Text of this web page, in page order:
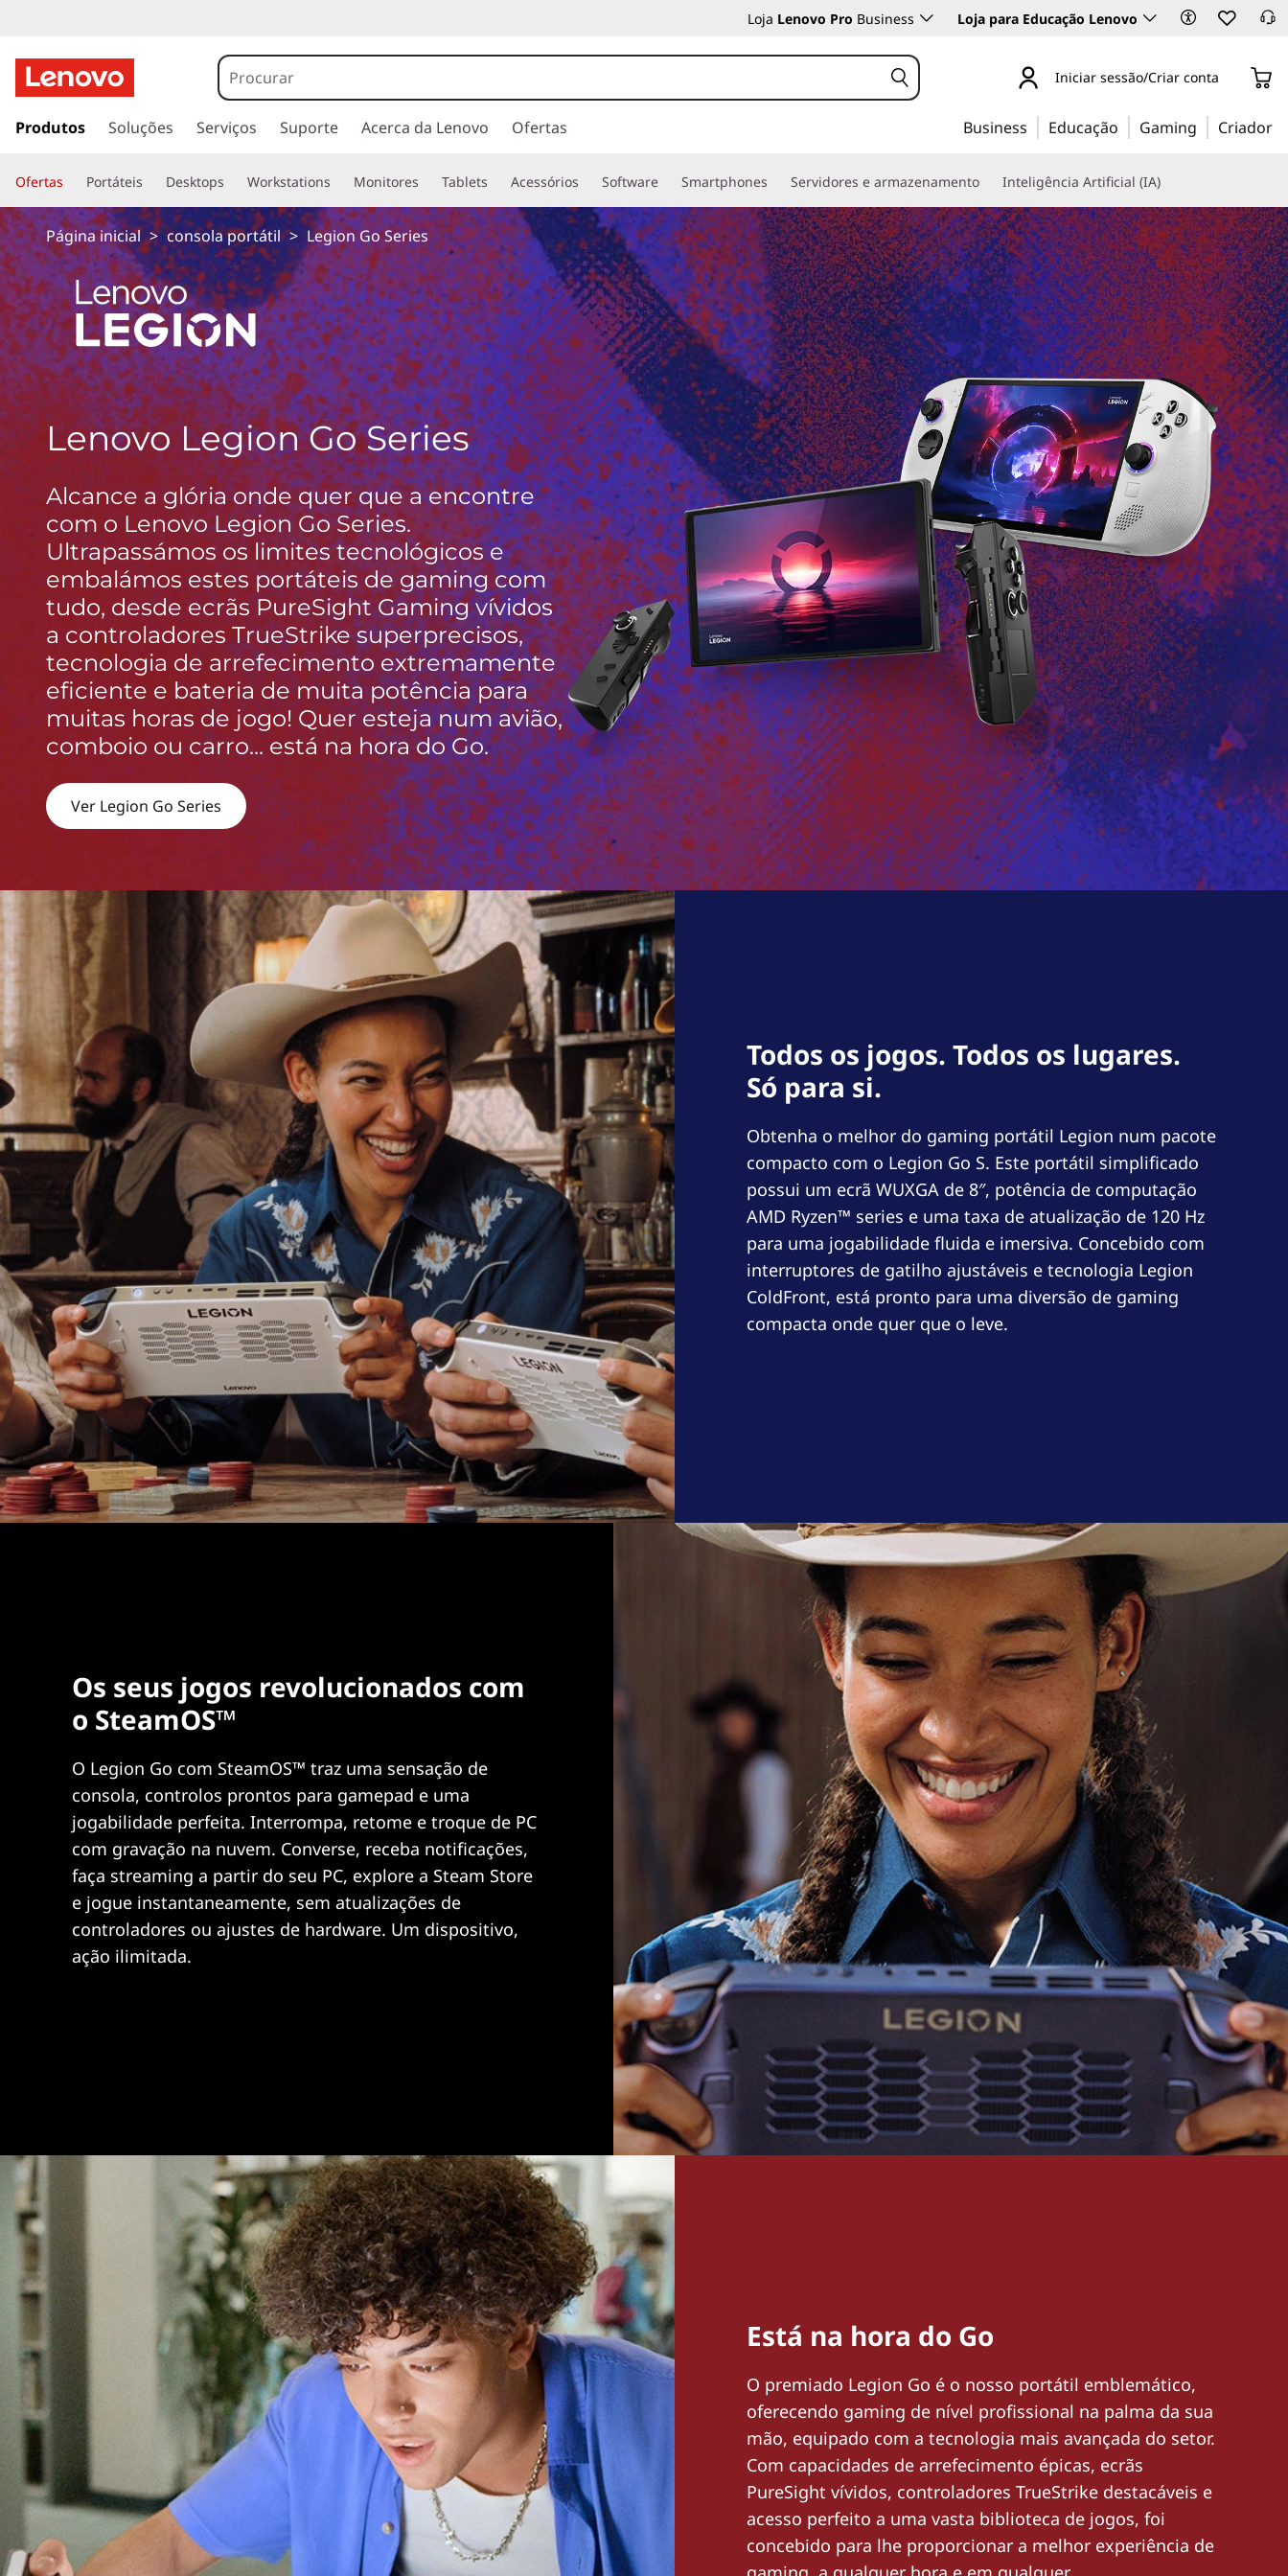
Loja Lenovo Pro Business Loja para Educação Lenovo
a
a
r
p
a
r
a
o
c
o
n
t
e
d
Iniciar sessão/Criar conta
Produtos Soluções Serviços Suporte Acerca da Lenovo Ofertas Business Educação Gaming Criador
Ofertas Portáteis Desktops Workstations Monitores Tablets Acessórios Software Smartphones Servidores e armazenamento Inteligência Artificial (IA)
Página inicial > consola portátil > Legion Go Series
Lenovo Legion Go Series
Alcance a glória onde quer que a encontre
com o Lenovo Legion Go Series.
Ultrapassámos os limites tecnológicos e
embalámos estes portáteis de gaming com
tudo, desde ecrãs PureSight Gaming vívidos
a controladores TrueStrike superprecisos,
tecnologia de arrefecimento extremamente
eficiente e bateria de muita potência para
muitas horas de jogo! Quer esteja num avião,
comboio ou carro... está na hora do Go.
Ver Legion Go Series
Todos os jogos. Todos os lugares.
Só para si.
Obtenha o melhor do gaming portátil Legion num pacote
compacto com o Legion Go S. Este portátil simplificado
possui um ecrã WUXGA de 8″, potência de computação
AMD Ryzen™ series e uma taxa de atualização de 120 Hz
para uma jogabilidade fluida e imersiva. Concebido com
interruptores de gatilho ajustáveis e tecnologia Legion
ColdFront, está pronto para uma diversão de gaming
compacta onde quer que o leve.
Os seus jogos revolucionados com
o SteamOS™
O Legion Go com SteamOS™ traz uma sensação de
consola, controlos prontos para gamepad e uma
jogabilidade perfeita. Interrompa, retome e troque de PC
com gravação na nuvem. Converse, receba notificações,
faça streaming a partir do seu PC, explore a Steam Store
e jogue instantaneamente, sem atualizações de
controladores ou ajustes de hardware. Um dispositivo,
ação ilimitada.
Está na hora do Go
O premiado Legion Go é o nosso portátil emblemático,
oferecendo gaming de nível profissional na palma da sua
mão, equipado com a tecnologia mais avançada do setor.
Com capacidades de arrefecimento épicas, ecrãs
PureSight vívidos, controladores TrueStrike destacáveis e
acesso perfeito a uma vasta biblioteca de jogos, foi
concebido para lhe proporcionar a melhor experiência de